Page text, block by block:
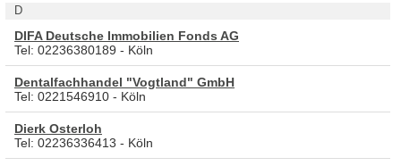
D
DIFA Deutsche Immobilien Fonds AG
Tel: 02236380189 - Köln
Dentalfachhandel "Vogtland" GmbH
Tel: 0221546910 - Köln
Dierk Osterloh
Tel: 02236336413 - Köln